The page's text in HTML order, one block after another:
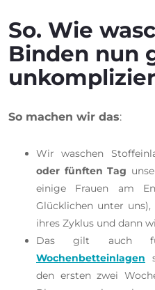
So. Wie
Binden nun
So machen wir das:
Wir waschen
oder fünften Tag
einige Frauen am
Glücklichen unter
ihres Zyklus und dann
Das gilt auch
Wochenbetteinlagen
den ersten zwei